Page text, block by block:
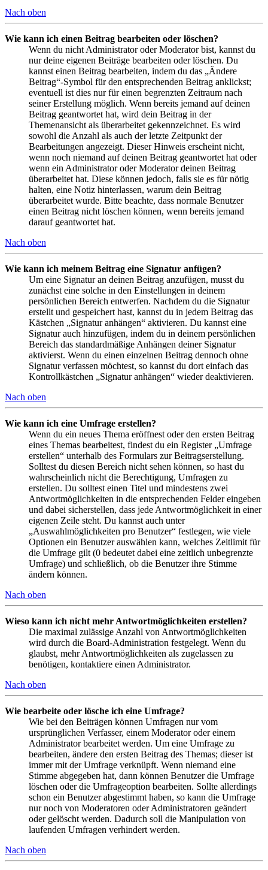
Nach oben
Wie kann ich einen Beitrag bearbeiten oder löschen?
Wenn du nicht Administrator oder Moderator bist, kannst du
nur deine eigenen Beiträge bearbeiten oder löschen. Du
kannst einen Beitrag bearbeiten, indem du das „Ändere
Beitrag“-Symbol für den entsprechenden Beitrag anklickst;
eventuell ist dies nur für einen begrenzten Zeitraum nach
seiner Erstellung möglich. Wenn bereits jemand auf deinen
Beitrag geantwortet hat, wird dein Beitrag in der
Themenansicht als überarbeitet gekennzeichnet. Es wird
sowohl die Anzahl als auch der letzte Zeitpunkt der
Bearbeitungen angezeigt. Dieser Hinweis erscheint nicht,
wenn noch niemand auf deinen Beitrag geantwortet hat oder
wenn ein Administrator oder Moderator deinen Beitrag
überarbeitet hat. Diese können jedoch, falls sie es für nötig
halten, eine Notiz hinterlassen, warum dein Beitrag
überarbeitet wurde. Bitte beachte, dass normale Benutzer
einen Beitrag nicht löschen können, wenn bereits jemand
darauf geantwortet hat.
Nach oben
Wie kann ich meinem Beitrag eine Signatur anfügen?
Um eine Signatur an deinen Beitrag anzufügen, musst du
zunächst eine solche in den Einstellungen in deinem
persönlichen Bereich entwerfen. Nachdem du die Signatur
erstellt und gespeichert hast, kannst du in jedem Beitrag das
Kästchen „Signatur anhängen“ aktivieren. Du kannst eine
Signatur auch hinzufügen, indem du in deinem persönlichen
Bereich das standardmäßige Anhängen deiner Signatur
aktivierst. Wenn du einen einzelnen Beitrag dennoch ohne
Signatur verfassen möchtest, so kannst du dort einfach das
Kontrollkästchen „Signatur anhängen“ wieder deaktivieren.
Nach oben
Wie kann ich eine Umfrage erstellen?
Wenn du ein neues Thema eröffnest oder den ersten Beitrag
eines Themas bearbeitest, findest du ein Register „Umfrage
erstellen“ unterhalb des Formulars zur Beitragserstellung.
Solltest du diesen Bereich nicht sehen können, so hast du
wahrscheinlich nicht die Berechtigung, Umfragen zu
erstellen. Du solltest einen Titel und mindestens zwei
Antwortmöglichkeiten in die entsprechenden Felder eingeben
und dabei sicherstellen, dass jede Antwortmöglichkeit in einer
eigenen Zeile steht. Du kannst auch unter
„Auswahlmöglichkeiten pro Benutzer“ festlegen, wie viele
Optionen ein Benutzer auswählen kann, welches Zeitlimit für
die Umfrage gilt (0 bedeutet dabei eine zeitlich unbegrenzte
Umfrage) und schließlich, ob die Benutzer ihre Stimme
ändern können.
Nach oben
Wieso kann ich nicht mehr Antwortmöglichkeiten erstellen?
Die maximal zulässige Anzahl von Antwortmöglichkeiten
wird durch die Board-Administration festgelegt. Wenn du
glaubst, mehr Antwortmöglichkeiten als zugelassen zu
benötigen, kontaktiere einen Administrator.
Nach oben
Wie bearbeite oder lösche ich eine Umfrage?
Wie bei den Beiträgen können Umfragen nur vom
ursprünglichen Verfasser, einem Moderator oder einem
Administrator bearbeitet werden. Um eine Umfrage zu
bearbeiten, ändere den ersten Beitrag des Themas; dieser ist
immer mit der Umfrage verknüpft. Wenn niemand eine
Stimme abgegeben hat, dann können Benutzer die Umfrage
löschen oder die Umfrageoption bearbeiten. Sollte allerdings
schon ein Benutzer abgestimmt haben, so kann die Umfrage
nur noch von Moderatoren oder Administratoren geändert
oder gelöscht werden. Dadurch soll die Manipulation von
laufenden Umfragen verhindert werden.
Nach oben